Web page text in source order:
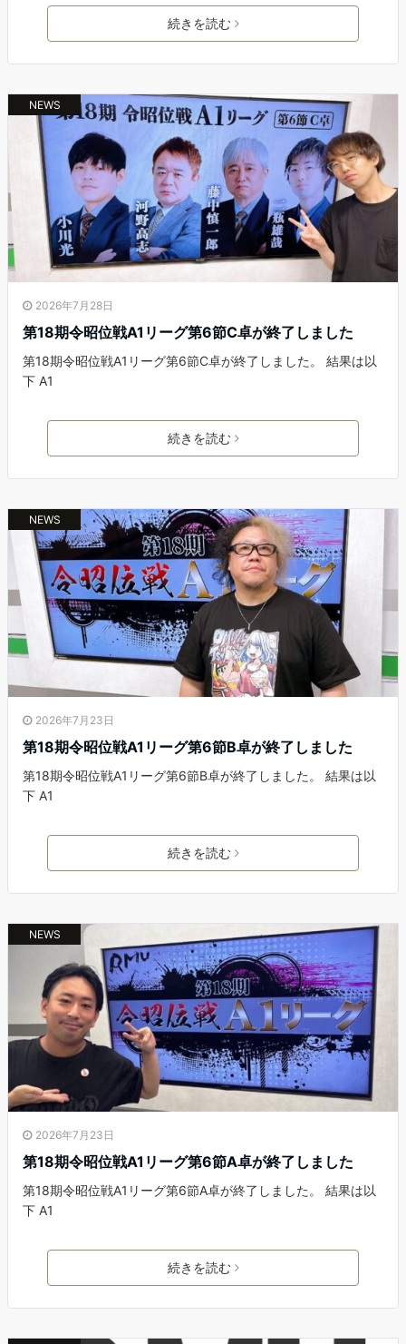
続きを読む
NEWS
2026年7月28日
第18期令昭位戦A1リーグ第6節C卓が終了しました
第18期令昭位戦A1リーグ第6節C卓が終了しました。 結果は以
下 A1
続きを読む
NEWS
2026年7月23日
第18期令昭位戦A1リーグ第6節B卓が終了しました
第18期令昭位戦A1リーグ第6節B卓が終了しました。 結果は以
下 A1
続きを読む
NEWS
2026年7月23日
第18期令昭位戦A1リーグ第6節A卓が終了しました
第18期令昭位戦A1リーグ第6節A卓が終了しました。 結果は以
下 A1
続きを読む